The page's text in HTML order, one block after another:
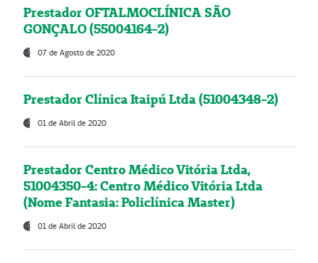
Prestador OFTALMOCLÍNICA SÃO
GONÇALO (55004164-2)
07 de Agosto de 2020
Prestador Clínica Itaipú Ltda (51004348-2)
01 de Abril de 2020
Prestador Centro Médico Vitória Ltda,
51004350-4: Centro Médico Vitória Ltda
(Nome Fantasia: Policlínica Master)
01 de Abril de 2020